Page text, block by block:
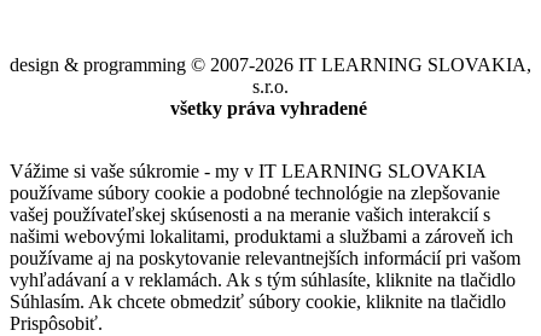
design & programming © 2007-2026 IT LEARNING SLOVAKIA,
s.r.o.
všetky práva vyhradené
Vážime si vaše súkromie - my v IT LEARNING SLOVAKIA
používame súbory cookie a podobné technológie na zlepšovanie
vašej používateľskej skúsenosti a na meranie vašich interakcií s
našimi webovými lokalitami, produktami a službami a zároveň ich
používame aj na poskytovanie relevantnejších informácií pri vašom
vyhľadávaní a v reklamách. Ak s tým súhlasíte, kliknite na tlačidlo
Súhlasím. Ak chcete obmedziť súbory cookie, kliknite na tlačidlo
Prispôsobiť.